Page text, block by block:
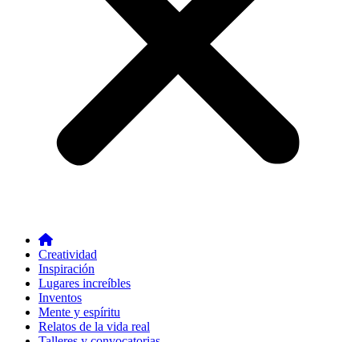
Creatividad
Inspiración
Lugares increíbles
Inventos
Mente y espíritu
Relatos de la vida real